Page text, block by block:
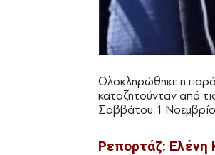
Ολοκληρώθηκε η
καταζητούνταν από
Σαββάτου 1
Ρεπορτάζ: Ελένη